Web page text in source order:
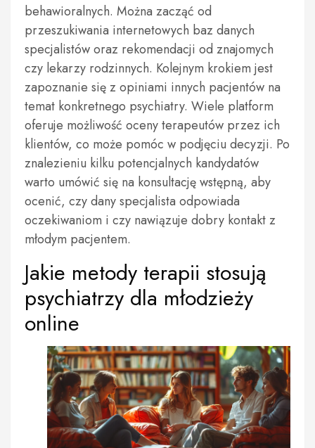
behawioralnych. Można zacząć od
przeszukiwania internetowych baz danych
specjalistów oraz rekomendacji od znajomych
czy lekarzy rodzinnych. Kolejnym krokiem jest
zapoznanie się z opiniami innych pacjentów na
temat konkretnego psychiatry. Wiele platform
oferuje możliwość oceny terapeutów przez ich
klientów, co może pomóc w podjęciu decyzji. Po
znalezieniu kilku potencjalnych kandydatów
warto umówić się na konsultację wstępną, aby
ocenić, czy dany specjalista odpowiada
oczekiwaniom i czy nawiązuje dobry kontakt z
młodym pacjentem.
Jakie metody terapii stosują
psychiatrzy dla młodzieży
online